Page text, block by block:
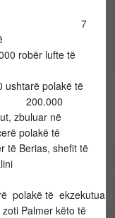
7
lufte të
polakë të
zbuluar në
polakë të
të Berias, shefit të
të ekzekutuar
këto të